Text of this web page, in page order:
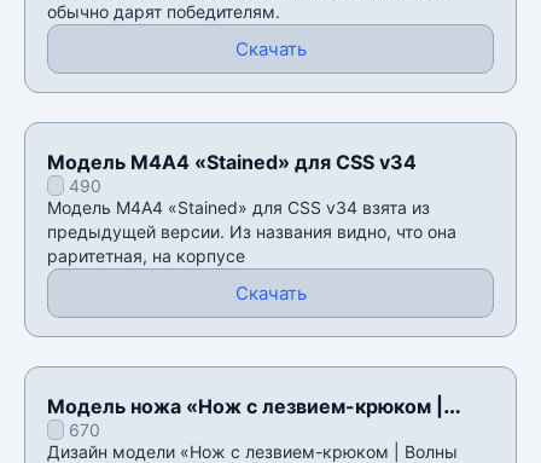
обычно дарят победителям.
Скачать
Модель М4А4 «Stained» для CSS v34
490
Модель М4А4 «Stained» для CSS v34 взята из
предыдущей версии. Из названия видно, что она
раритетная, на корпусе
Скачать
Модель ножа «Нож с лезвием-крюком |
Волны чёрная жемчужина» для CSS v34
670
Дизайн модели «Нож с лезвием-крюком | Волны